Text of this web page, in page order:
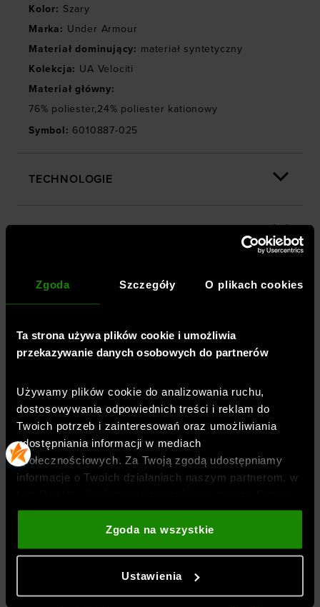
Zgoda Szczegóły O plikach cookies
Ta strona używa plików cookie i umożliwia
przekazywanie danych osobowych do partnerów
Używamy plików cookie do analizowania ruchu,
dostosowywania odpowiednich treści i reklam do
Twoich potrzeb i zainteresowań oraz umożliwiania
udostępniania informacji w mediach
społecznościowych. Za Twoją zgodą udostępniamy
informacje o Twoich działaniach naszym partnerom, w
zajmującym się reklamą i analityką internetową. Nasi
partnerzy mogą łączyć te informacje z innymi, które
podajesz poza tą stroną internetową, a także z
Ciebie z ich usług. Za Twoją zgodą możemy również
przekazywać do naszych partnerów Twoje dane
Zgoda na wszystkie
Ustawienia
Kolor: Szary
Marka: Under Armour
Materiał dominujący: materiał syntetyczny
Kolekcja: UA Velociti
Materiał główny:
76% poliester,24% poliester kationowy
Symbol: 6010887-025
TECHNOLOGIE
DOSTAWA
ZWROTY I REKLAMACJE
BEZPIECZEŃSTWO PRODUKTU